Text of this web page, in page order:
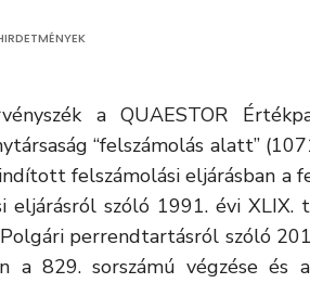
a QUAESTOR
“felszámolás alatt”
felszámolási eljárásban a
eljárásról szóló 1991. évi
perrendtartásról szóló
a 829. sorszámú végzése és